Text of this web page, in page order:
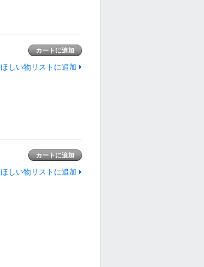
ほしい物リストに追加
ほしい物リストに追加